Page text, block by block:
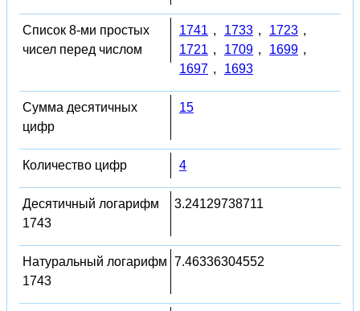
Список 8-ми простых
чисел перед числом
1741 , 1733 , 1723 ,
1721 , 1709 , 1699 ,
1697 , 1693
Сумма десятичных
цифр
15
Количество цифр 4
Десятичный логарифм
1743
3.24129738711
Натуральный логарифм
1743
7.46336304552